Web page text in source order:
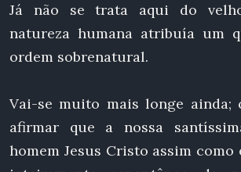
Já não se trata aqui do
natureza humana atribuía um
ordem sobrenatural.
Vai-se muito mais longe ainda;
afirmar que a nossa
homem Jesus Cristo assim como